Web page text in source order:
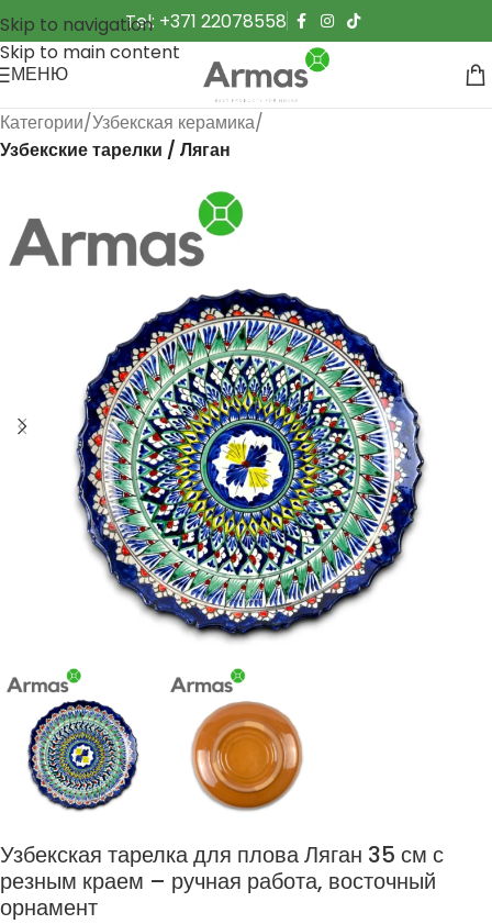
Skip to navigation
Skip to main content
Tel: +371 22078558
МЕНЮ
Категории Узбекская керамика
Узбекские тарелки / Ляган
Узбекская тарелка для плова Ляган 35 см с
резным краем – ручная работа, восточный
орнамент